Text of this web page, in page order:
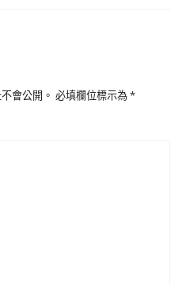
會公開。 必填欄位標示為*